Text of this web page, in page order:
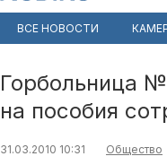
ВСЕ НОВОСТИ
Горбольница
на пособия
31.03.2010 10:31 Общество